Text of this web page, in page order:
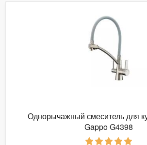
Однорычажный смеситель для
Gappo G4398